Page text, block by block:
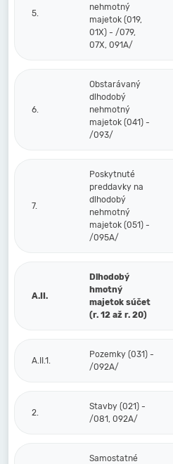
5.
nehmotný
majetok (019,
01X) - /079,
07X, 091A/
6.
Obstarávaný
dlhodobý
nehmotný
majetok (041) -
/093/
7.
Poskytnuté
preddavky na
dlhodobý
nehmotný
majetok (051) -
/095A/
A.II.
Dlhodobý
hmotný
majetok súčet
(r. 12 až r. 20)
A.II.1.
Pozemky (031) -
/092A/
2.
Stavby (021) -
/081, 092A/
Samostatné